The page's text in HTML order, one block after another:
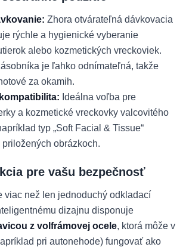
Zhora otvárateľná dávkovacia
rýchle a hygienické vyberanie
alebo kozmetických vreckoviek.
je ľahko odnímateľná, takže
za okamih.
Ideálna voľba pre
a kozmetické vreckovky valcovitého
typ „Soft Facial & Tissue“
obrázkoch.
pre vašu bezpečnosť
viac než len jednoduchý odkladací
dizajnu disponuje
z volfrámovej ocele, ktorá môže v
pri autonehode) fungovať ako